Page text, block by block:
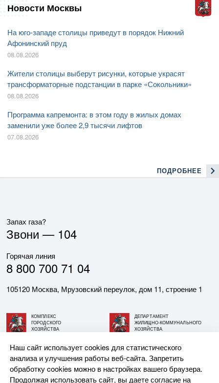
Новости Москвы
На юго-западе столицы приведут в порядок Нижний
Афонинский пруд
08.08.2026
Жители столицы выберут рисунки, которые украсят
трансформаторные подстанции в парке «Сокольники»
08.08.2026
Программа капремонта: в этом году в жилых домах
заменили уже более 2,9 тысячи лифтов
07.08.2026
ПОДРОБНЕЕ
Запах газа?
Звони — 104
Горячая линия
8 800 700 71 04
105120 Москва, Мрузовский переулок, дом 11, строение 1
КОМПЛЕКС
ГОРОДСКОГО
ХОЗЯЙСТВА
ДЕПАРТАМЕНТ
ЖИЛИЩНО-КОММУНАЛЬНОГО
ХОЗЯЙСТВА
© АО «МОСГАЗ», 2026. При использовании материалов
ссылка на сайт обязательна.
Наш сайт использует cookies для статистического
анализа и улучшения работы веб-сайта. Запретить
обработку cookies можно в настройках вашего браузера.
Продолжая использовать сайт, вы даете согласие на